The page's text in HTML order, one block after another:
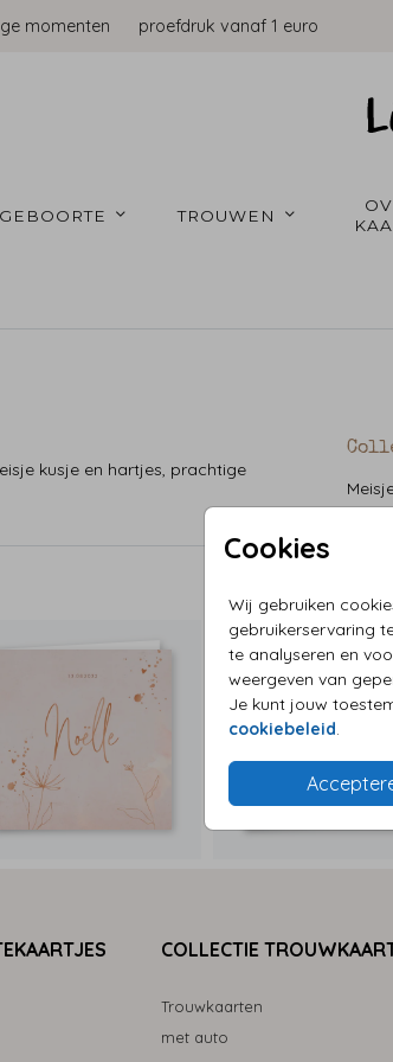
momenten proefdruk vanaf 1 euro
GEBOORTE TROUWEN
Cookies
Wij gebruiken
gebruikerservaring
te analyseren en
weergeven van
Je kunt jouw
cookiebeleid
kusje en hartjes, prachtige
COLLECTIE
Trouwkaarten
met auto